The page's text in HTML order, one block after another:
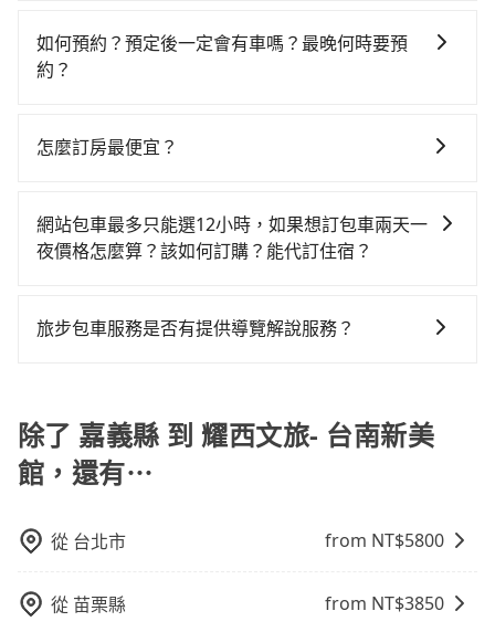
乘之平均每人花費為760元。不過嘉義縣領有合法執照的
計程車僅有300多輛，計程車的密度為雙北的0.4%，換
收費，看乘客是外地人便漫天喊價或恣意繞路。但如果
車，不僅每人至少額外負擔200元車資，而且更會額外浪
費時間在轉乘與等車上，現在還不馬上來預約tripool！
時40元路邊停車費用預估進去，但額外的汽車保險與可
能的罰單都需自付。再者，和運的iRent只提供最基本的
或九人座可供選擇，而且無人租車最令人詬病的就是車
樣。另外，偶爾也會遇到明明已經預約了時間但上一位
用戶卻遲遲尚未歸還，又或者要還車時卻偏偏找不到停
使用時還是有其區域的限制，實際可停靠的地點與你的
不過嘉義縣僅有合法計程車約330輛，計程車密度為雙北
的0.4%，也就是說要臨時叫到小黃的難度是台北或新北
加上嘉義縣有些計程車司機不按錶計費，約有47%會採
便宜，但當你們人數超過四位時，叫兩輛計程車的費用
就貴了，改預約一輛tripool的九人座廂型車最高可省
椅及兒童用增高墊供您選購(租借300元/個)，讓您和孩子
出遊時安全更有保障。
如何預約？預定後一定會有車嗎？最晚何時要預
約？
服務，可直接線上輸入上下車地點或地址，三秒內即可
簡訊以及電子郵件確認信，如此就完成預約了，而司機
與車輛的詳細資料，將於乘車前一晚八點透過SMS和
價，如臨時需要，前一天傍晚五點前仍會收單，最遲如
怎麼訂房最便宜？
OTA (online travel agent) 來完成，除了可以快速依據
地區、價位、人數、特殊需求來搜尋適合的旅店與房
饋或未來換取免費的住房。台灣人常用的線上訂房平台
告知付款完畢，一切都能在網路上操作。但有些較冷門
或規模較小的飯店，有可能再多平台同時上架而發生超
賣的現象，便有可能到了現場卻沒房可住的窘境，所以
要再人工電話與飯店確認。預訂民宿方面，如不怕麻
得便宜，但缺點就是多數要匯款並再人工確認。假如不
介意多花一點錢省下這些瑣碎的事，台灣本土的AsiaYo
網站包車最多只能選12小時，如果想訂包車兩天一
夜價格怎麼算？該如何訂購？能代訂住宿？
需要連續兩天的包車服務，可以在官網上分開預定兩天
旅步包車服務是否有提供導覽解說服務？
booking@tripool.app聯繫我們，將有專人協助回覆確
認是否能協助安排。
除了 嘉義縣 到 耀西文旅- 台南新美
館，還有⋯
從 台北市 from NT$5800
從 苗栗縣 from NT$3850